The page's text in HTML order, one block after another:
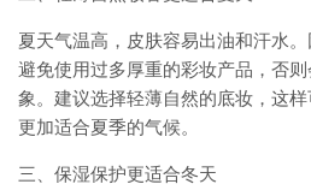
夏天气温高，皮肤容易出油和汗水
避免使用过多厚重的彩妆产品，否
象。建议选择轻薄自然的底妆，这
更加适合夏季的气候。
三、保湿保护更适合冬天